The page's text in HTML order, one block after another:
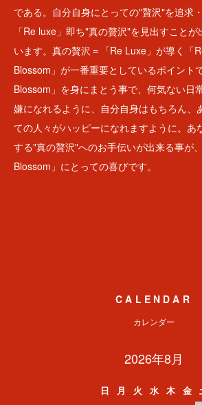
である。自分自身にとっての"贅沢"を追求
「Re luxe」即ち"真の贅沢"を見出すこと
います。真の贅沢＝「Re Luxe」が導く「
Blossom」が一番重要としているポイント
Blossom」を身にまとう事で、何気ない日
嫌になれるように、自分自身はもちろん、
ての人々がハッピーになれますように。あ
する"真の贅沢"へのお手伝いが出来る事が
Blossom」にとっての喜びです。
CALENDAR
カレンダー
2026年8月
日 月 火 水 木 金